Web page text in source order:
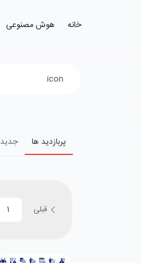
خانه هوش مصنوعی
پربازدید ها جدید